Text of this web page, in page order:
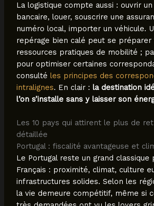
La logistique compte aussi : ouvrir
bancaire, louer, souscrire une
numéro local, importer un véhicule.
repérage bien calé peut se préparer
ressources pratiques de mobilité ;
pour optimiser certaines
consulté les principes des
intralignes. En clair : la destination
l’on s’installe sans y laisser son
Les 10 pays qui attirent le plus de
détaillée
Portugal : fiscalité avantageuse et
Le Portugal reste un grand classique
Français : proximité, climat, culture
infrastructures solides. Selon les
la vie demeure compétitif, même si